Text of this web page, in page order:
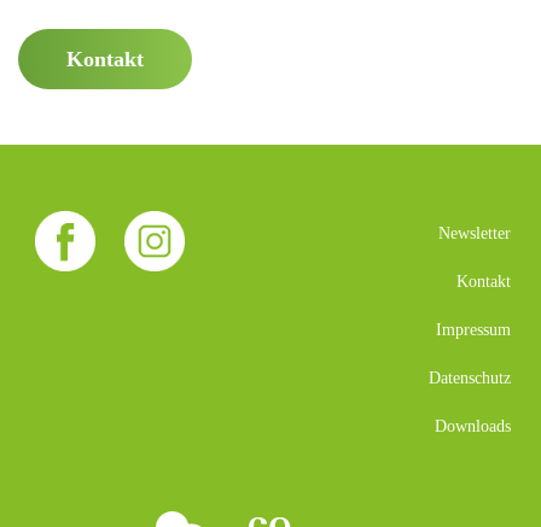
Kontakt
Newsletter
Kontakt
Impressum
Datenschutz
Downloads